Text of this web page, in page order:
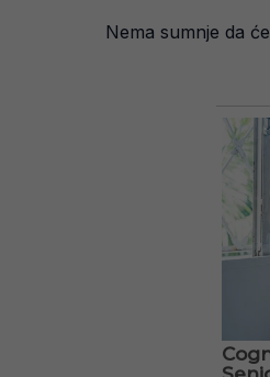
Nema sumnje da